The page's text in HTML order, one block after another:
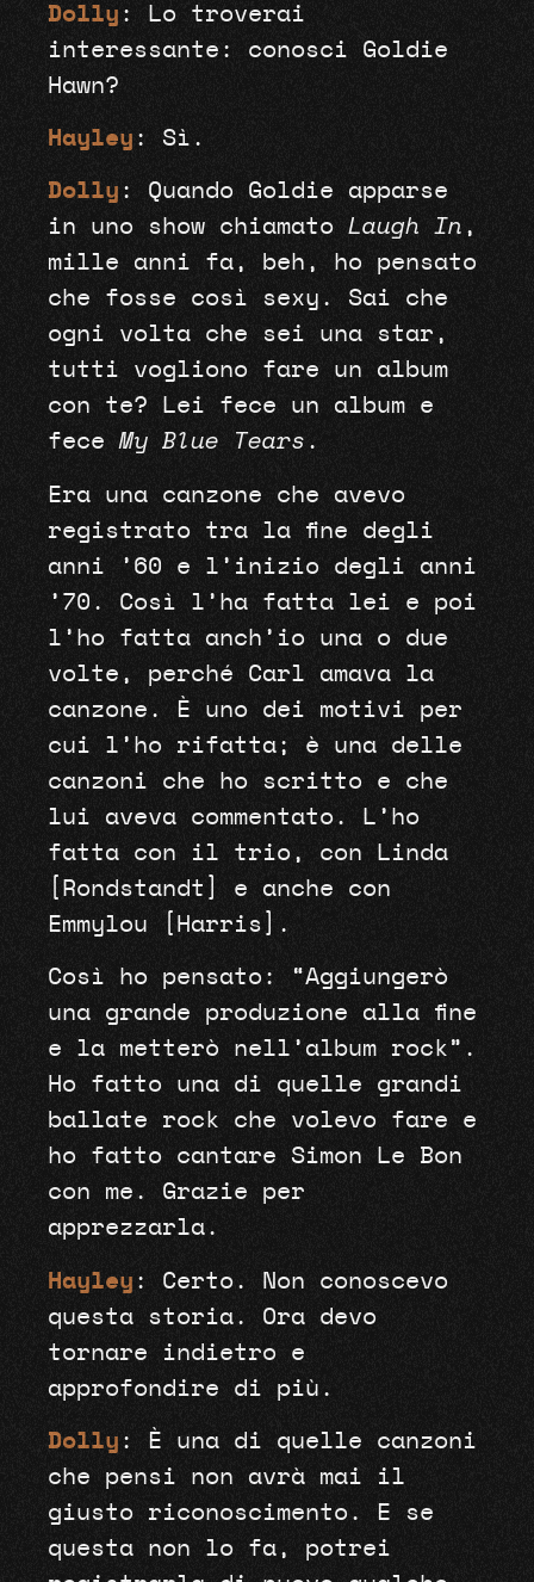
Dolly : Lo troverai
interessante: conosci Goldie
Hawn?
Hayley : Sì.
Dolly : Quando Goldie apparse
in uno show chiamato Laugh In ,
mille anni fa, beh, ho pensato
che fosse così sexy. Sai che
ogni volta che sei una star,
tutti vogliono fare un album
con te? Lei fece un album e
feceMy Blue Tears .
Era una canzone che avevo
registrato tra la fine degli
anni ’60 e l’inizio degli anni
’70. Così l’ha fatta lei e poi
l’ho fatta anch’io una o due
volte, perché Carl amava la
canzone. È uno dei motivi per
cui l’ho rifatta; è una delle
canzoni che ho scritto e che
lui aveva commentato. L’ho
fatta con il trio, con Linda
[Rondstandt] e anche con
Emmylou [Harris].
Così ho pensato: “Aggiungerò
una grande produzione alla fine
e la metterò nell’album rock”.
Ho fatto una di quelle grandi
ballate rock che volevo fare e
ho fatto cantare Simon Le Bon
con me. Grazie per
apprezzarla.
Hayley : Certo. Non conoscevo
questa storia. Ora devo
tornare indietro e
approfondire di più.
Dolly : È una di quelle canzoni
che pensi non avrà mai il
giusto riconoscimento. E se
questa non lo fa, potrei